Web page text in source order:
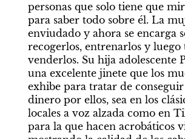
personas que solo tiene que
para saber todo sobre él. La
enviudado y ahora se encarga
recogerlos, entrenarlos y luego
venderlos. Su hija adolescente
una excelente jinete que los
exhibe para tratar de
dinero por ellos, sea en los
locales a voz alzada como en
para la que hacen acrobáticos